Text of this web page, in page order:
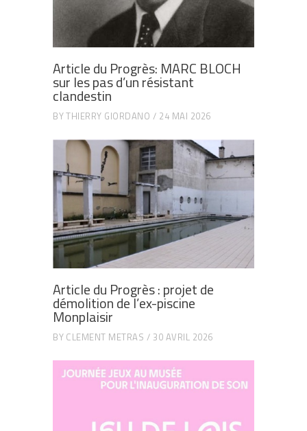
Article du Progrès: MARC BLOCH
sur les pas d’un résistant
clandestin
BYTHIERRY GIORDANO 24 MAI 2026
Article du Progrès : projet de
démolition de l’ex-piscine
Monplaisir
BY CLEMENT METRAS 30 AVRIL 2026